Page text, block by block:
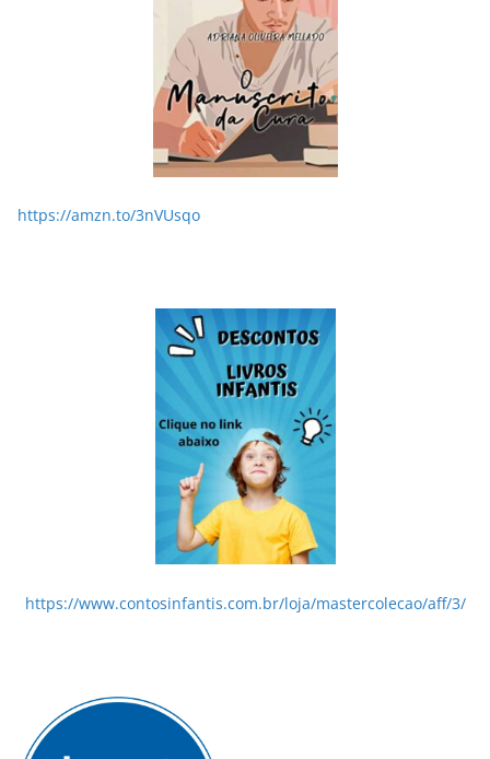
https://amzn.to/3nVUsqo
https://www.contosinfantis.com.br/loja/mastercolecao/aff/3/